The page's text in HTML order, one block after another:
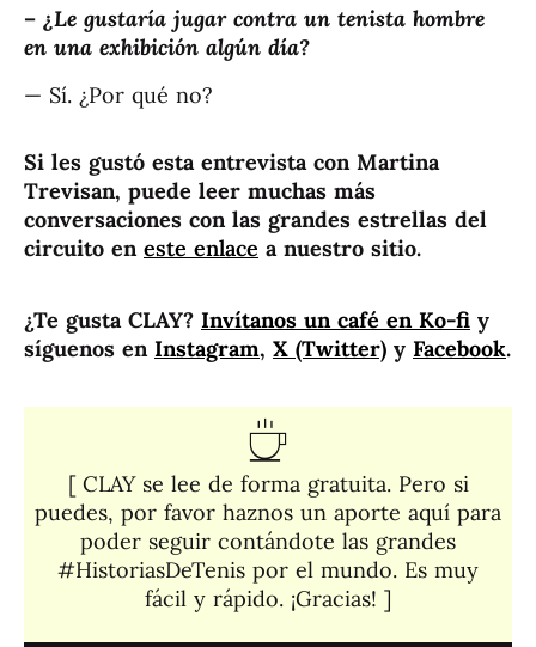
– ¿Le gustaría jugar contra un tenista hombre
en una exhibición algún día?
— Sí. ¿Por qué no?
Si les gustó esta entrevista con Martina
Trevisan, puede leer muchas más
conversaciones con las grandes estrellas del
circuito en este enlace a nuestro sitio.
¿Te gusta CLAY? Invítanos un café en Ko-fi y
síguenos en Instagram, X (Twitter) y Facebook.
[ CLAY se lee de forma gratuita. Pero si
puedes, por favor haznos un aporte aquí para
poder seguir contándote las grandes
#HistoriasDeTenis por el mundo. Es muy
fácil y rápido. ¡Gracias! ]​